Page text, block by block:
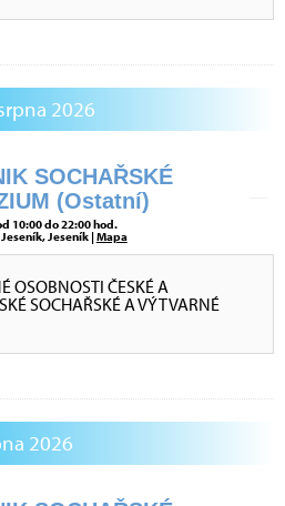
2026
SOCHAŘSKÉ
(Ostatní)
10:00 do 22:00 hod.
Jeseník |Mapa
OSOBNOSTI ČESKÉ A
SOCHAŘSKÉ A VÝTVARNÉ
2026